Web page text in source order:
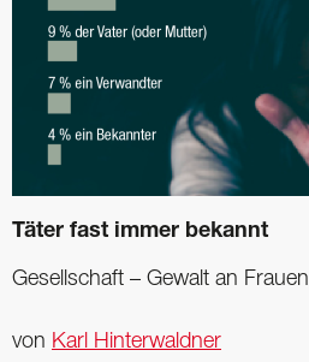
Täter fast immer bekannt
Gesellschaft – Gewalt an Frauen
von Karl Hinterwaldner